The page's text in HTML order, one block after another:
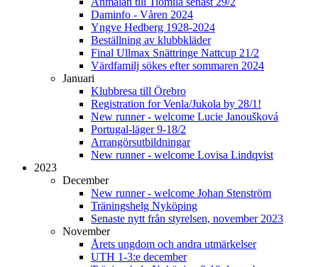
Daminfo - Våren 2024
Yngve Hedberg 1928-2024
Beställning av klubbkläder
Final Ullmax Snättringe Nattcup 21/2
Värdfamilj sökes efter sommaren 2024
Januari
Klubbresa till Örebro
Registration for Venla/Jukola by 28/1!
New runner - welcome Lucie Janoušková
Portugal-läger 9-18/2
Arrangörsutbildningar
New runner - welcome Lovisa Lindqvist
2023
December
New runner - welcome Johan Stenström
Träningshelg Nyköping
Senaste nytt från styrelsen, november 2023
November
Årets ungdom och andra utmärkelser
UTH 1-3:e december